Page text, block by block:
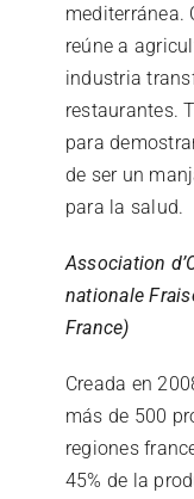
mediterránea.
reúne a
industria
restaurantes.
para
de ser un
para la salud.
Association
nationale
France)
Creada en
más de 500
regiones
45% de la